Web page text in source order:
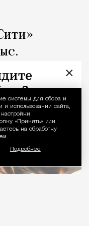
системы для сбора и
и использовании сайта,
«Принять» или
на обработку
Подробнее
×